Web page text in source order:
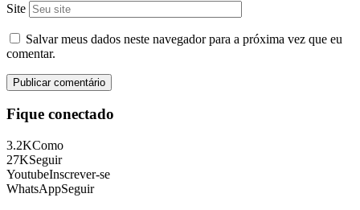
Site
Salvar meus dados neste navegador para a próxima vez que eu
comentar.
Fique conectado
3.2KComo
27KSeguir
YoutubeInscrever-se
WhatsAppSeguir